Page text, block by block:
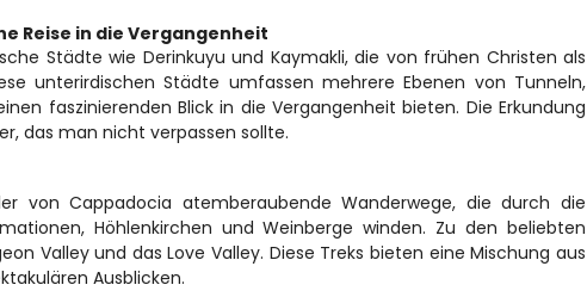
Reise in die Vergangenheit
Städte wie Derinkuyu und Kaymakli, die von frühen Christen als
unterirdischen Städte umfassen mehrere Ebenen von Tunneln,
faszinierenden Blick in die Vergangenheit bieten. Die Erkundung
das man nicht verpassen sollte.
von Cappadocia atemberaubende Wanderwege, die durch die
Höhlenkirchen und Weinberge winden. Zu den beliebten
Valley und das Love Valley. Diese Treks bieten eine Mischung aus
Ausblicken.